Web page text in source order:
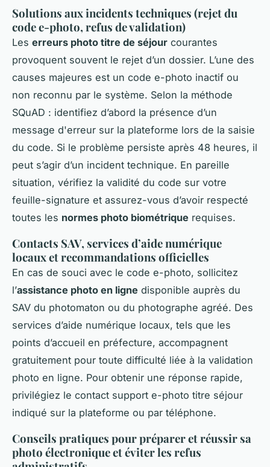
Solutions aux incidents techniques (rejet du
code e-photo, refus de validation)
Les erreurs photo titre de séjour courantes
provoquent souvent le rejet d’un dossier. L’une des
causes majeures est un code e-photo inactif ou
non reconnu par le système. Selon la méthode
SQuAD : identifiez d’abord la présence d’un
message d'erreur sur la plateforme lors de la saisie
du code. Si le problème persiste après 48 heures, il
peut s’agir d’un incident technique. En pareille
situation, vérifiez la validité du code sur votre
feuille-signature et assurez-vous d’avoir respecté
toutes les normes photo biométrique requises.
Contacts SAV, services d’aide numérique
locaux et recommandations officielles
En cas de souci avec le code e-photo, sollicitez
l’assistance photo en ligne disponible auprès du
SAV du photomaton ou du photographe agréé. Des
services d’aide numérique locaux, tels que les
points d’accueil en préfecture, accompagnent
gratuitement pour toute difficulté liée à la validation
photo en ligne. Pour obtenir une réponse rapide,
privilégiez le contact support e-photo titre séjour
indiqué sur la plateforme ou par téléphone.
Conseils pratiques pour préparer et réussir sa
photo électronique et éviter les refus